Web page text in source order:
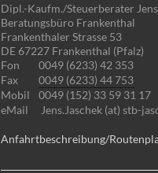
Dipl.-Kaufm./Steuerberater
Beratungsbüro Frankenthal
Frankenthaler Strasse 53
DE 67227 Frankenthal (Pfalz)
Fon
0049 (6233) 42 353
Fax
0049 (6233) 44 753
Mobil
0049 (152) 33 59 31 17
eMail
Jens.Jaschek (at) stb-
Anfahrtbeschreibung/